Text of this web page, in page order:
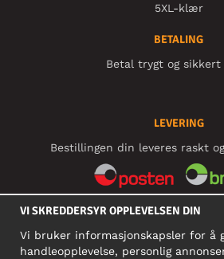
5XL-klær
BETALING
Betal trygt og sikkert
LEVERING
Bestillingen din leveres raskt
SOSIALE MEDIER
VI SKREDDERSYR OPPLEVELSEN DIN
Vi bruker informasjonskapsler for å
handleopplevelse, personlig